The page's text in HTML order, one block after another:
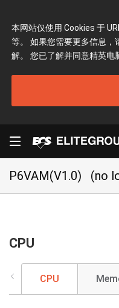
本网站仅使用 Cookies 于
等。 如果您需要更多信息，
解。 您已了解并同意精英电
P6VAM(V1.0) (no
CPU
CPU